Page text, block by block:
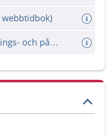
Anmälan till digitalt doserings- och påminnelsebrev för din Waranbehandling